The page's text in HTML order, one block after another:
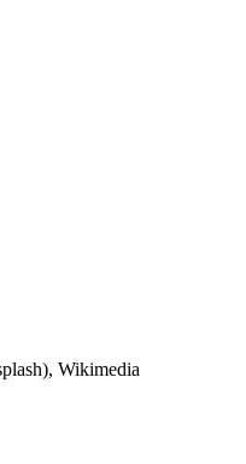
Wikimedia